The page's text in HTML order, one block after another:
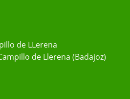
de LLerena
de Llerena (Badajoz)